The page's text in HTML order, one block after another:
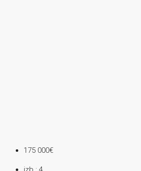
175 000€